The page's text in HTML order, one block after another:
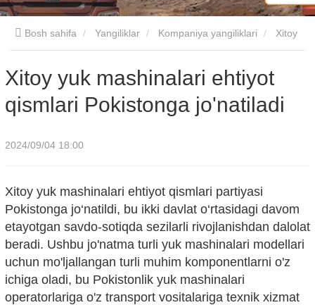
Bosh sahifa Yangiliklar Kompaniya yangiliklari
Xitoy yuk mashinalari ehtiyot
qismlari Pokistonga jo'natiladi
2024/09/04 18:00
Xitoy yuk mashinalari ehtiyot qismlari partiyasi
Pokistonga jo‘natildi, bu ikki davlat o‘rtasidagi davom
etayotgan savdo-sotiqda sezilarli rivojlanishdan dalolat
beradi. Ushbu jo'natma turli yuk mashinalari modellari
uchun mo'ljallangan turli muhim komponentlarni o'z
ichiga oladi, bu Pokistonlik yuk mashinalari
operatorlariga o'z transport vositalariga texnik xizmat